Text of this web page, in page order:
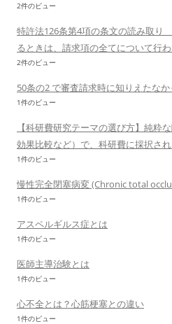
2件のビュー
特許法126条第4項の条文の読み取
るときは、請求項の全てについて行
2件のビュー
50条の2 で審査請求時に知りえたな
1件のビュー
【科研費研究テーマの選び方】純粋
効果比較など）で、科研費に採択さ
1件のビュー
慢性完全閉塞病変 (Chronic total
1件のビュー
アスペルギルス症とは
1件のビュー
医師主導治験とは
1件のビュー
心不全とは？心筋梗塞との違い
1件のビュー